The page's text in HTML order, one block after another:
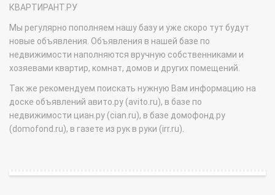
КВАРТИРАНТ.РУ
Мы регулярно пополняем нашу базу и уже скоро тут будут
новые объявления. Объявления в нашей базе по
недвижимости наполняются вручную собственниками и
хозяевами квартир, комнат, домов и других помещений.
Так же рекомендуем поискать нужную Вам информацию на
доске объявлений авито.ру (avito.ru), в базе по
недвижимости циан.ру (cian.ru), в базе домофонд.ру
(domofond.ru), в газете из рук в руки (irr.ru).